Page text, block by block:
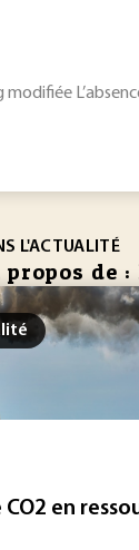
modifiée
L'ACTUALITÉ
de :
en